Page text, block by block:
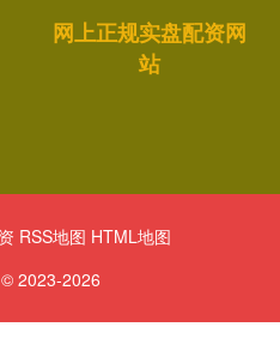
网上正规实盘配资网
站
RSS地图 HTML地图
© 2023-2026